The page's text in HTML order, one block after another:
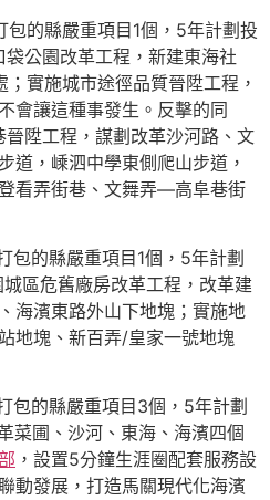
包的縣嚴重項目1個，5年計劃投
公園改革工程，新建東海社
實施城市途徑品質晉陞工程，
會讓這種事發生。反擊的同
陞工程，謀劃改革沙河路、文
道，嵊泗中學東側爬山步道，
看弄街巷、文舞弄—高阜巷街
包的縣嚴重項目1個，5年計劃
區危舊廠房改革工程，改革建
海濱東路外山下地塊；實施地
地塊、新百弄/皇家一號地塊
包的縣嚴重項目3個，5年計劃
菜圃、沙河、東海、海濱四個
，設置5分鐘生涯圈配套服務設
動發展，打造馬關現代化海濱